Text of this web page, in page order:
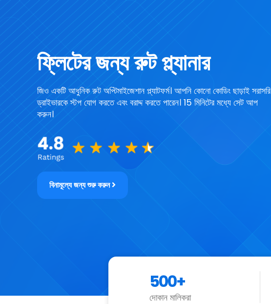
ফ্লিটের জন্য রুট প্ল্যানার
জিও একটি আধুনিক রুট অপ্টিমাইজেশান প্ল্যাটফর্ম। আপনি কোনো কোডিং ছাড়াই সরাসরি
ড্রাইভারকে স্টপ যোগ করতে এবং বরাদ্দ করতে পারেন। 15 মিনিটের মধ্যে সেট আপ
করুন।
বিনামূল্যে জন্য শুরু করুন
500+
দোকান মালিকরা